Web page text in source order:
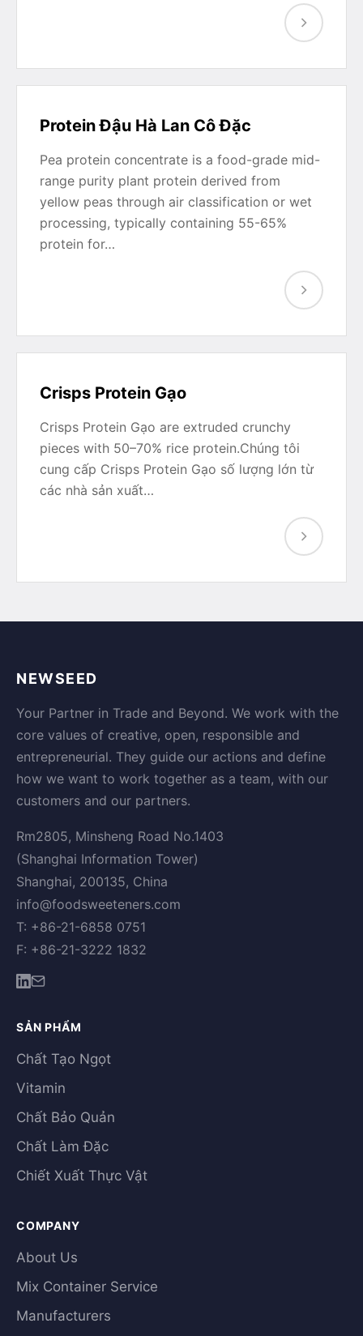
Protein Đậu Hà Lan Cô Đặc
Pea protein concentrate is a food-grade mid-
range purity plant protein derived from
yellow peas through air classification or wet
processing, typically containing 55-65%
protein for…
Crisps Protein Gạo
Crisps Protein Gạo are extruded crunchy
pieces with 50–70% rice protein.Chúng tôi
cung cấp Crisps Protein Gạo số lượng lớn từ
các nhà sản xuất…
NEWSEED
Your Partner in Trade and Beyond. We work with the
core values of creative, open, responsible and
entrepreneurial. They guide our actions and define
how we want to work together as a team, with our
customers and our partners.
Rm2805, Minsheng Road No.1403
(Shanghai Information Tower)
Shanghai, 200135, China
info@foodsweeteners.com
T: +86-21-6858 0751
F: +86-21-3222 1832
SẢN PHẨM
Chất Tạo Ngọt
Vitamin
Chất Bảo Quản
Chất Làm Đặc
Chiết Xuất Thực Vật
COMPANY
About Us
Mix Container Service
Manufacturers